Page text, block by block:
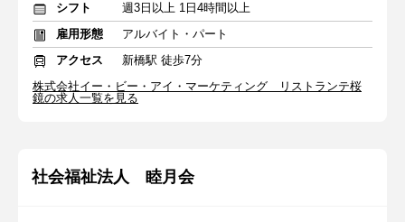
シフト
週3日以上 1日4時間以上
雇用形態
アルバイト・パート
アクセス
新橋駅 徒歩7分
株式会社イー・ビー・アイ・マーケティング リストランテ桜
鏡の求人一覧を見る
社会福祉法人 睦月会